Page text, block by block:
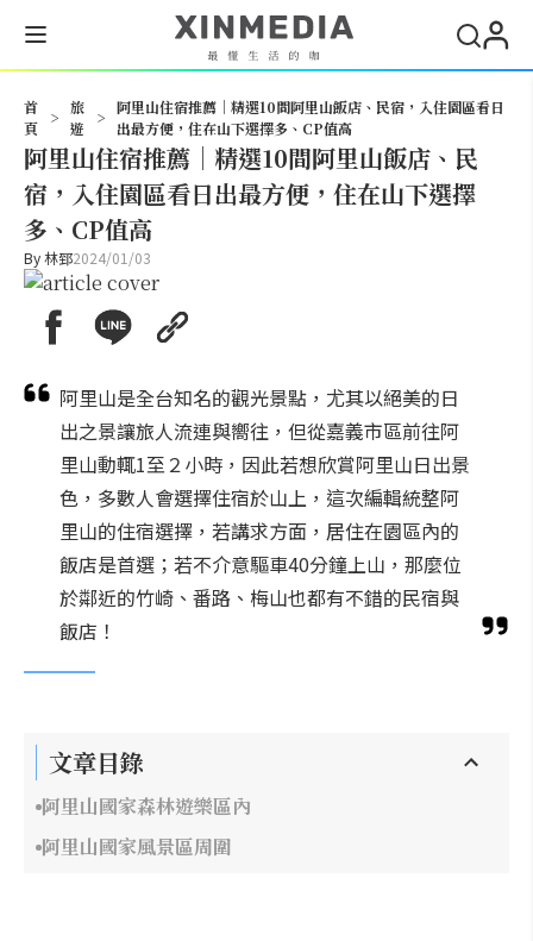
首
頁
>
旅
遊
>
阿里山住宿推薦｜精選10間阿里山飯店、民宿，入住園區看日
出最方便，住在山下選擇多、CP值高
阿里山住宿推薦｜精選10間阿里山飯店、民
宿，入住園區看日出最方便，住在山下選擇
多、CP值高
By林郅2024/01/03
阿里山是全台知名的觀光景點，尤其以絕美的日
出之景讓旅人流連與嚮往，但從嘉義市區前往阿
里山動輒1至２小時，因此若想欣賞阿里山日出景
色，多數人會選擇住宿於山上，這次編輯統整阿
里山的住宿選擇，若講求方面，居住在園區內的
飯店是首選；若不介意驅車40分鐘上山，那麼位
於鄰近的竹崎、番路、梅山也都有不錯的民宿與
飯店！
文章目錄
阿里山國家森林遊樂區內
阿里山國家風景區周圍